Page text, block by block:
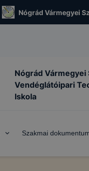
Nógrád Vármegyei
Nógrád Vármegyei
Vendéglátóipari
Iskola
Szakmai